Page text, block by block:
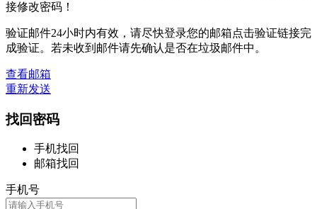
接修改密码！
验证邮件24小时内有效，请尽快登录您的邮箱点击验证链接完
成验证。若未收到邮件请先确认是否在垃圾邮件中。
查看邮箱
重新发送
找回密码
手机找回
邮箱找回
手机号